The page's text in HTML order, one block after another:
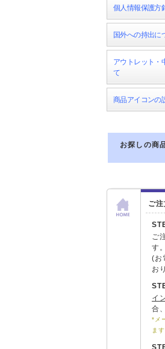
個人情報保護方
国外への持出に
アウトレット・
て
商品アイコンの
お探しの商
ご
ご
す
(お
お
イ
合
*メ
ます